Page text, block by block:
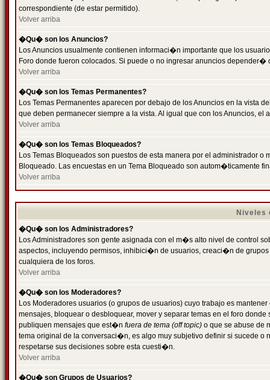
correspondiente (de estar permitido).
Volver arriba
�Qu� son los Anuncios?
Los Anuncios usualmente contienen informaci�n importante que los
Foro donde fueron colocados. Si puede o no ingresar anuncios
Volver arriba
�Qu� son los Temas Permanentes?
Los Temas Permanentes aparecen por debajo de los Anuncios en la
que deben permanecer siempre a la vista. Al igual que con los Anuncios,
Volver arriba
�Qu� son los Temas Bloqueados?
Los Temas Bloqueados son puestos de esta manera por el administrador
Bloqueado. Las encuestas en un Tema Bloqueado son autom�ticamente
Volver arriba
Niveles
�Qu� son los Administradores?
Los Administradores son gente asignada con el m�s alto nivel de control
aspectos, incluyendo permisos, inhibici�n de usuarios, creaci�n de
cualquiera de los foros.
Volver arriba
�Qu� son los Moderadores?
Los Moderadores usuarios (o grupos de usuarios) cuyo trabajo es
mensajes, bloquear o desbloquear, mover y separar temas en el foro
publiquen mensajes que est�n fuera de tema (off topic) o que se abuse de
tema original de la conversaci�n, es algo muy subjetivo definir si sucede
respetarse sus decisiones sobre esta cuesti�n.
Volver arriba
�Qu� son Grupos de Usuarios?